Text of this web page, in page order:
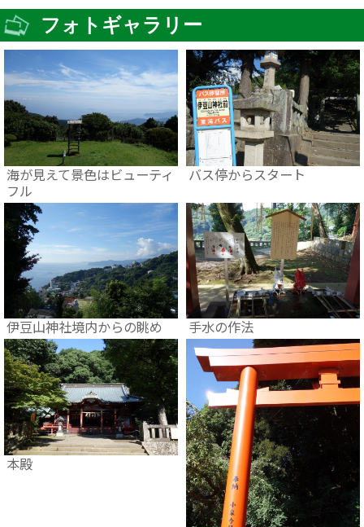
フォトギャラリー
海が見えて景色はビューティ
フル
バス停からスタート
伊豆山神社境内からの眺め 手水の作法
本殿